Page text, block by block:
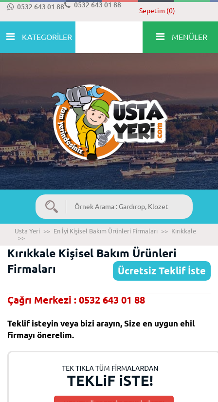
0532 643 01 88 0532 643 01 88
Sepetim (0)
KATEGORİLER MENÜLER
Usta Yeri >> En İyi Kişisel Bakım Ürünleri Firmaları >> Kırıkkale
>>
Kırıkkale Kişisel Bakım Ürünleri
Firmaları
Ücretsiz Teklif İste
Çağrı Merkezi : 0532 643 01 88
Teklif isteyin veya bizi arayın, Size en uygun ehil
firmayı önerelim.